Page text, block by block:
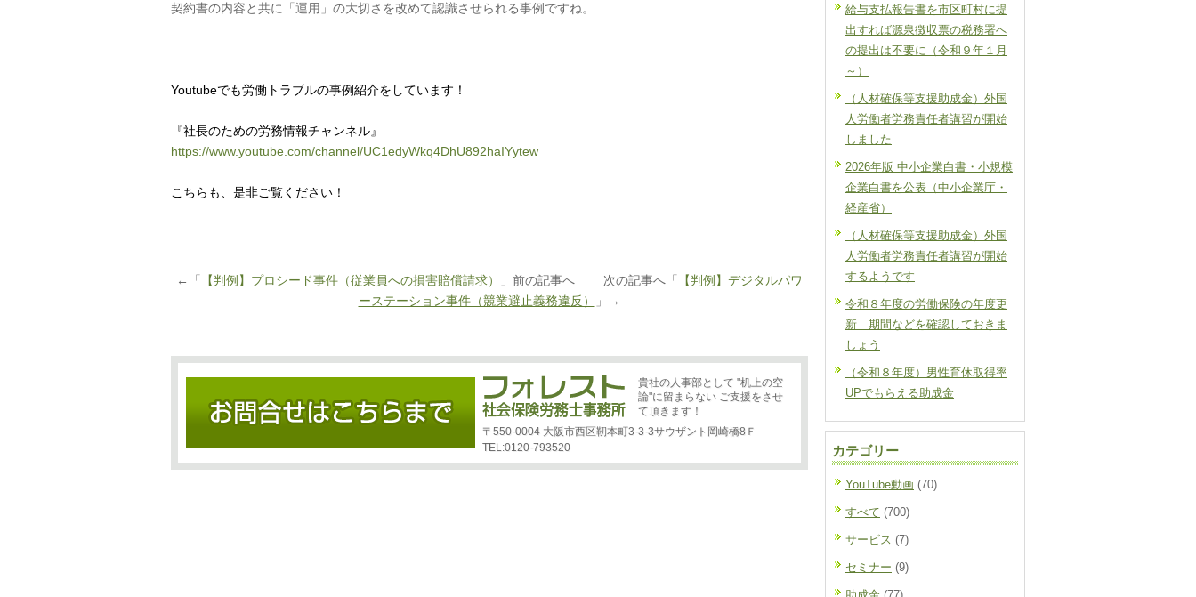
契約書の内容と共に「運用」の大切さを改めて認識させられる事例ですね。
Youtubeでも労働トラブルの事例紹介をしています！
『社長のための労務情報チャンネル』
https://www.youtube.com/channel/UC1edyWkq4DhU892haIYytew
こちらも、是非ご覧ください！
←「 【判例】プロシード事件（従業員への損害賠償請求） 」前の記事へ 次の記事へ「
【判例】デジタルパワ
ーステーション事件（競業避止義務違反）
」→
貴社の人事部として "机上の空
論"に留まらない ご支援をさせ
て頂きます！
〒550-0004 大阪市西区靭本町3-3-3サウザント岡崎橋8Ｆ
TEL:0120-793520
給与支払報告書を市区町村に提
出すれば源泉徴収票の税務署へ
の提出は不要に（令和９年１月
～）
（人材確保等支援助成金）外国
人労働者労務責任者講習が開始
しました
2026年版 中小企業白書・小規模
企業白書を公表（中小企業庁・
経産省）
（人材確保等支援助成金）外国
人労働者労務責任者講習が開始
するようです
令和８年度の労働保険の年度更
新 期間などを確認しておきま
しょう
（令和８年度）男性育休取得率
UPでもらえる助成金
カテゴリー
YouTube動画 (70)
すべて (700)
サービス (7)
セミナー (9)